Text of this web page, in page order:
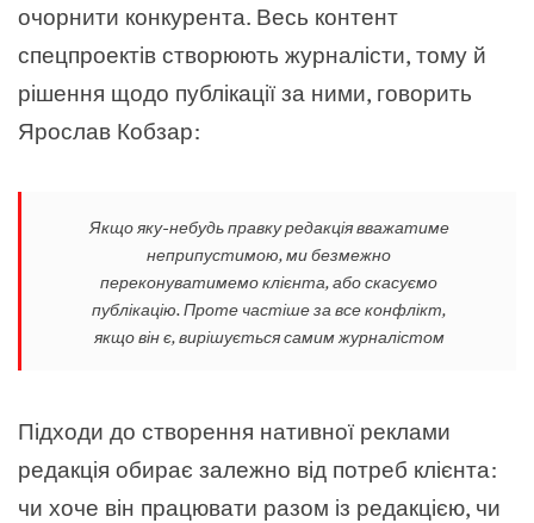
очорнити конкурента. Весь контент
спецпроектів створюють журналісти, тому й
рішення щодо публікації за ними, говорить
Ярослав Кобзар:
Якщо яку-небудь правку редакція вважатиме
неприпустимою, ми безмежно
переконуватимемо клієнта, або скасуємо
публікацію. Проте частіше за все конфлікт,
якщо він є, вирішується самим журналістом
Підходи до створення нативної реклами
редакція обирає залежно від потреб клієнта:
чи хоче він працювати разом із редакцією, чи